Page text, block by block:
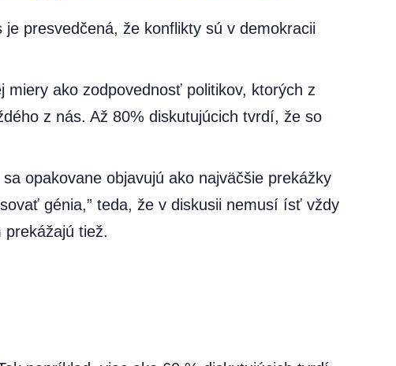
presvedčená, že konflikty sú v demokracii
ako zodpovednosť politikov, ktorých z
z nás. Až 80% diskutujúcich tvrdí, že so
opakovane objavujú ako najväčšie prekážky
génia,” teda, že v diskusii nemusí ísť vždy
prekážajú tiež.